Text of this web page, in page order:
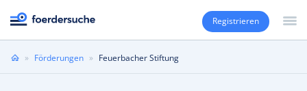
Registrieren
Sie» Förderungen » Feuerbacher Stiftung